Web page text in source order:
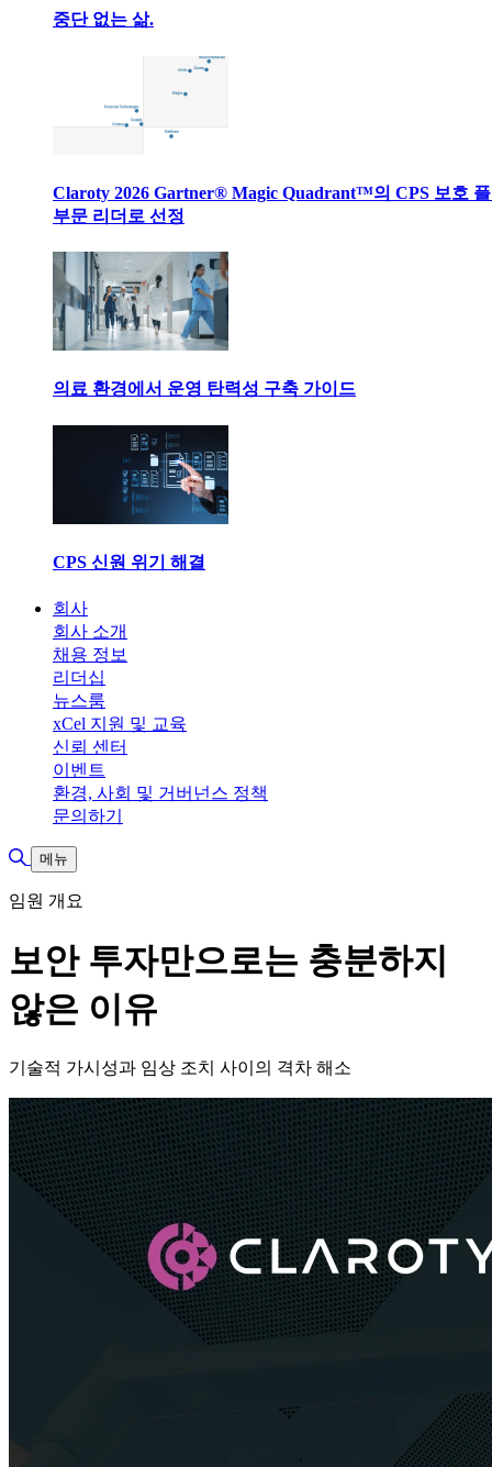
중단 없는 삶.
Claroty 2026 Gartner® Magic Quadrant™의 CPS 보호
부문 리더로 선정
의료 환경에서 운영 탄력성 구축 가이드
CPS 신원 위기 해결
회사
회사 소개
채용 정보
리더십
뉴스룸
xCel 지원 및 교육
신뢰 센터
이벤트
환경, 사회 및 거버넌스 정책
문의하기
검색 토글
메뉴
임원 개요
보안 투자만으로는 충분하지
않은 이유
기술적 가시성과 임상 조치 사이의 격차 해소